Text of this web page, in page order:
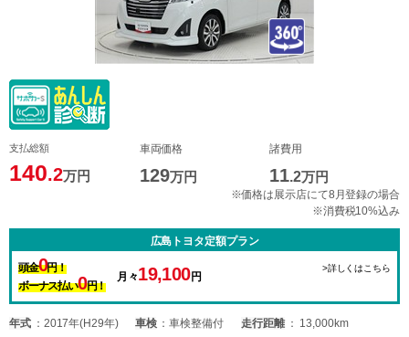
支払総額
140.2万円
車両価格
129万円
諸費用
11.2万円
※価格は展示店にて8月登録の場合
※消費税10%込み
広島トヨタ定額プラン
頭金0円！
ボーナス払い0円！
月々19,100円
>詳しくはこちら
年式 2017年(H29年) 車検 車検整備付 走行距離
13,000km